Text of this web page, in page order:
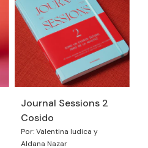
Journal Sessions 2
Cosido
Por: Valentina Iudica y
Aldana Nazar